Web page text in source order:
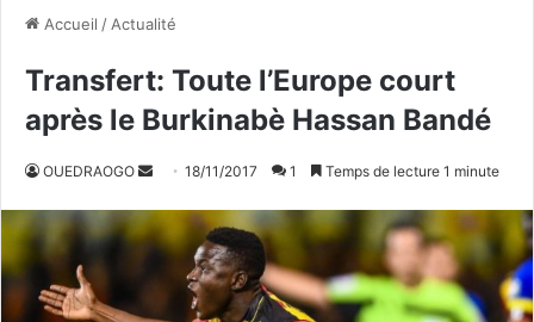
Accueil / Actualité
Transfert: Toute l’Europe court
après le Burkinabè Hassan Bandé
OUEDRAOGO
v
18/11/2017 1 Temps de lecture 1 minute